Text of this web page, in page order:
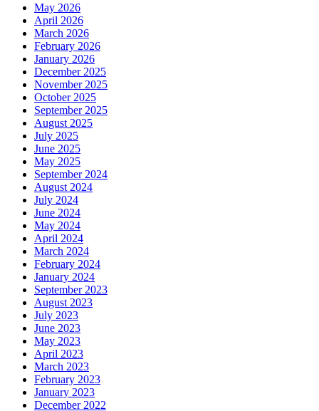
May 2026
April 2026
March 2026
February 2026
January 2026
December 2025
November 2025
October 2025
September 2025
August 2025
July 2025
June 2025
May 2025
September 2024
August 2024
July 2024
June 2024
May 2024
April 2024
March 2024
February 2024
January 2024
September 2023
August 2023
July 2023
June 2023
May 2023
April 2023
March 2023
February 2023
January 2023
December 2022